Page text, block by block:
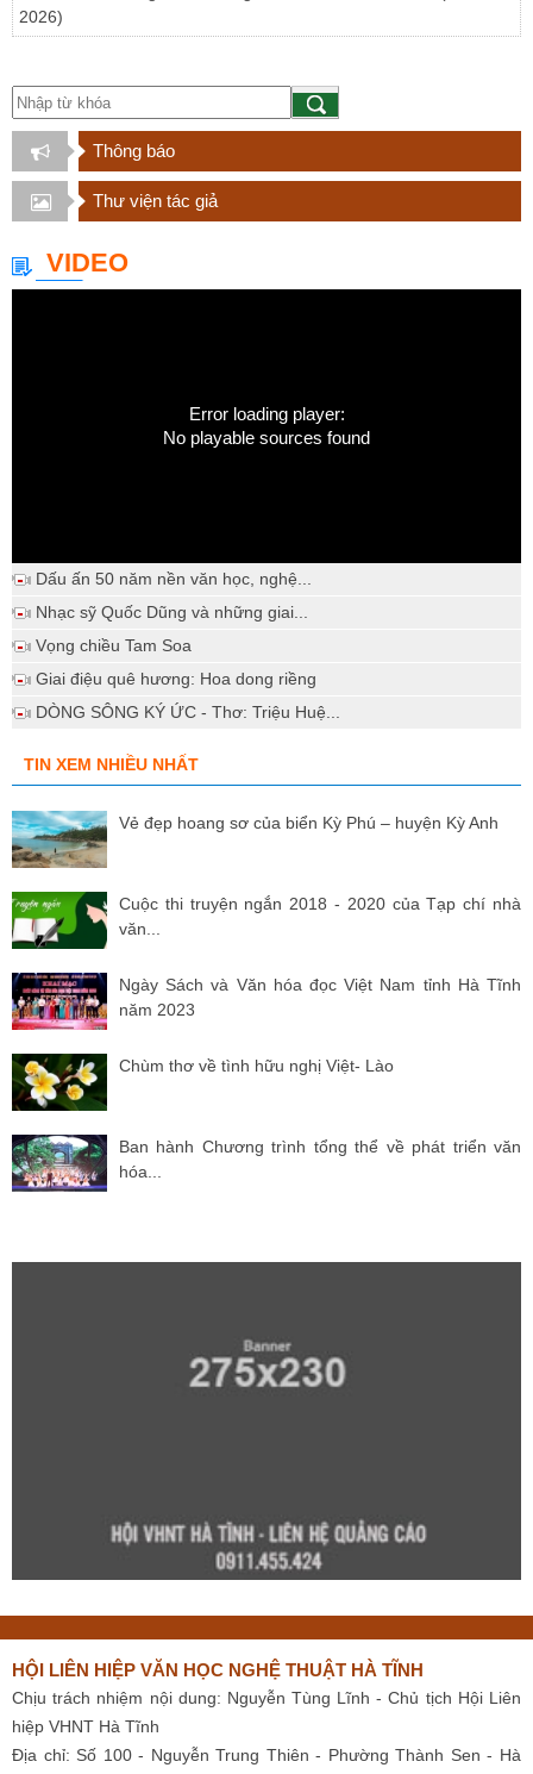
2026)
Thông báo
Thư viện tác giả
VIDEO
Error loading player:
No playable sources found
Dấu ấn 50 năm nền văn học, nghệ...
Nhạc sỹ Quốc Dũng và những giai...
Vọng chiều Tam Soa
Giai điệu quê hương: Hoa dong riềng
DÒNG SÔNG KÝ ỨC - Thơ: Triệu Huệ...
TIN XEM NHIỀU NHẤT
Vẻ đẹp hoang sơ của biển Kỳ Phú – huyện Kỳ Anh
Cuộc thi truyện ngắn 2018 - 2020 của Tạp chí nhà
văn...
Ngày Sách và Văn hóa đọc Việt Nam tỉnh Hà Tĩnh
năm 2023
Chùm thơ về tình hữu nghị Việt- Lào
Ban hành Chương trình tổng thể về phát triển văn
hóa...
HỘI LIÊN HIỆP VĂN HỌC NGHỆ THUẬT HÀ TĨNH
Chịu trách nhiệm nội dung: Nguyễn Tùng Lĩnh - Chủ tịch Hội Liên
hiệp VHNT Hà Tĩnh
Địa chỉ: Số 100 - Nguyễn Trung Thiên - Phường Thành Sen - Hà